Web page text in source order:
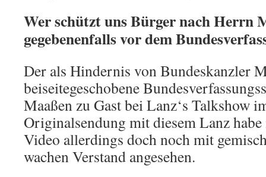
Wer schützt uns Bürger nach Herrn
gegebenenfalls vor dem
Der als Hindernis von Bundeskanzler
beiseitegeschobene
Maaßen zu Gast bei Lanz‘s Talkshow
Originalsendung mit diesem Lanz
Video allerdings doch noch mit
wachen Verstand angesehen.